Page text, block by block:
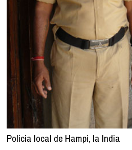
Policia local de Hampi, la India